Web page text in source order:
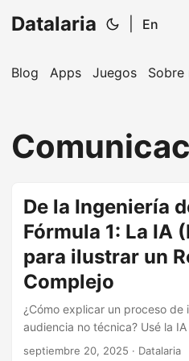
Datalaria En
Blog Apps Juegos Sobre
De la Ingeniería
Fórmula 1: La IA
para ilustrar un
Complejo
¿Cómo explicar un proceso de
audiencia no técnica? Usé la
analogía con la Fórmula 1
septiembre 20, 2025 · Datalaria
¡Hola! Soy tu asistente